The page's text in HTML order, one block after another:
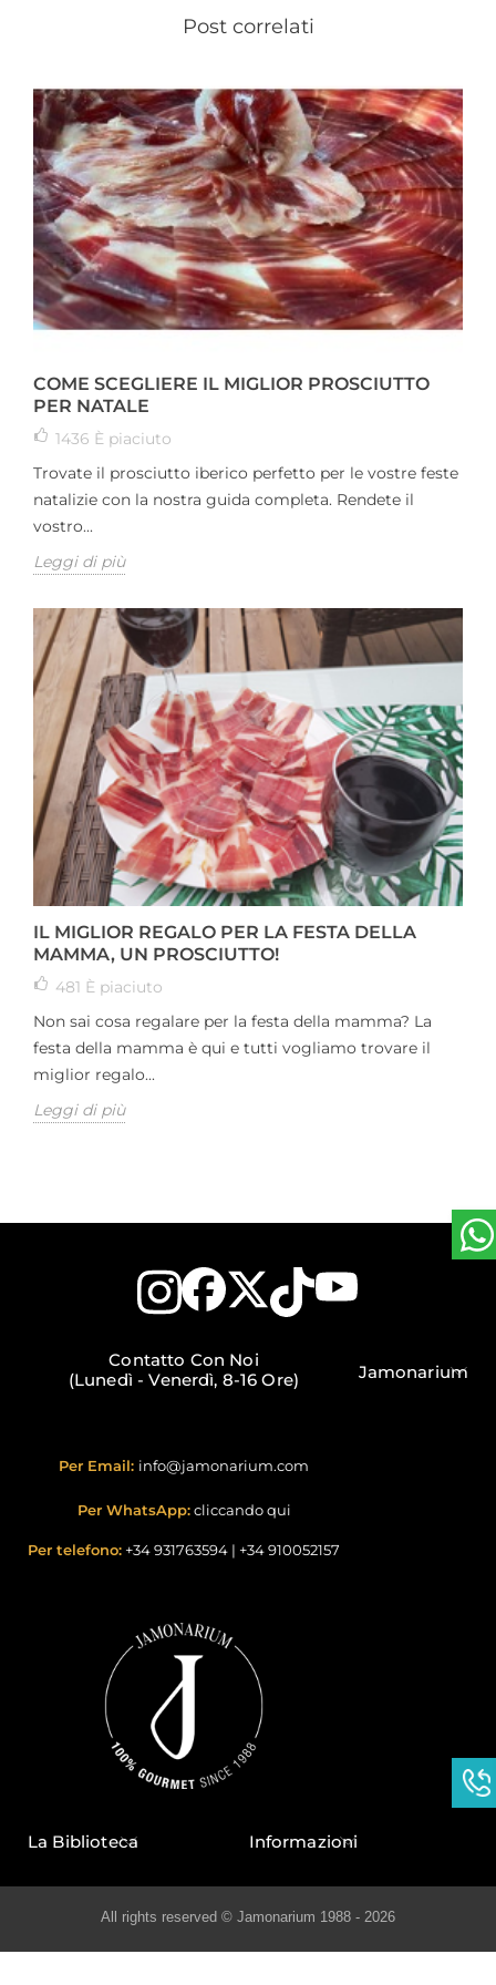
Post correlati
COME SCEGLIERE IL MIGLIOR PROSCIUTTO
PER NATALE
1436 È piaciuto
Trovate il prosciutto iberico perfetto per le vostre feste
natalizie con la nostra guida completa. Rendete il
vostro...
Leggi di più
IL MIGLIOR REGALO PER LA FESTA DELLA
MAMMA, UN PROSCIUTTO!
481 È piaciuto
Non sai cosa regalare per la festa della mamma? La
festa della mamma è qui e tutti vogliamo trovare il
miglior regalo...
Leggi di più
Contatto Con Noi
(Lunedì - Venerdì, 8-16 Ore)
Per Email: info@jamonarium.com
Per WhatsApp: cliccando qui
Per telefono: +34 931763594 | +34 910052157
Jamonarium
La Biblioteca Informazioni
All rights reserved © Jamonarium 1988 - 2026